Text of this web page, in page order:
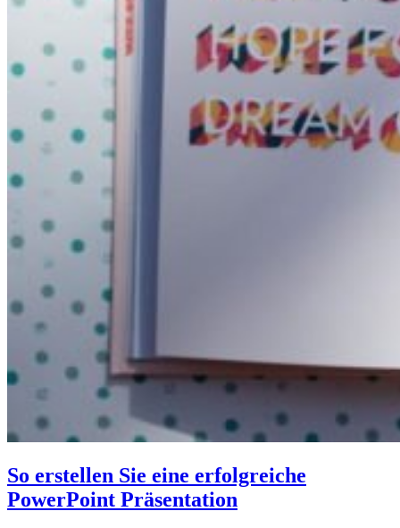
So erstellen Sie eine erfolgreiche
PowerPoint Präsentation